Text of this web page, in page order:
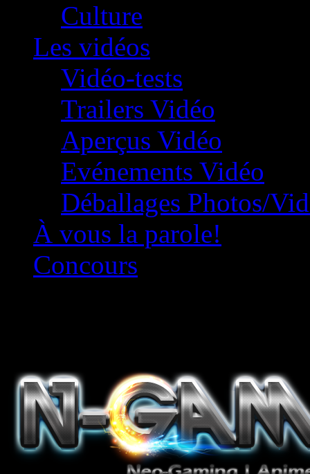
Culture
Les vidéos
Vidéo-tests
Trailers Vidéo
Aperçus Vidéo
Evénements Vidéo
Déballages Photos/
À vous la parole!
Concours